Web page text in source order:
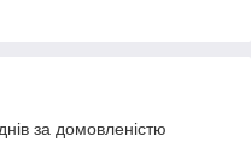
за домовленістю